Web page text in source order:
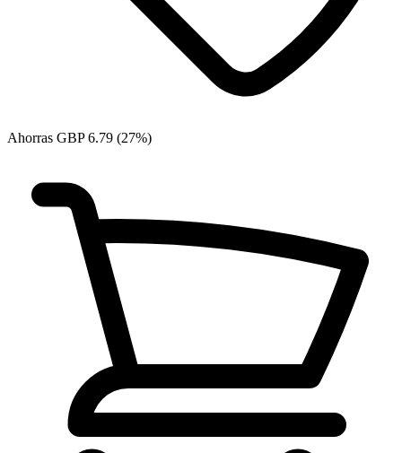
Ahorras GBP 6.79 (27%)